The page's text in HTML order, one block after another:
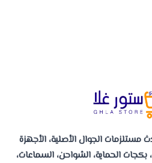
مستلزمات الجوال الأصلية، الأجهزة
الحماية، الشواحن، السماعات،